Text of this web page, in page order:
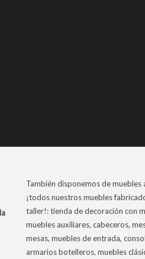
También disponemos de muebles
¡todos nuestros muebles
taller!: tienda de decoración con
muebles auxiliares, cabeceros,
mesas, muebles de entrada,
armarios botelleros, muebles